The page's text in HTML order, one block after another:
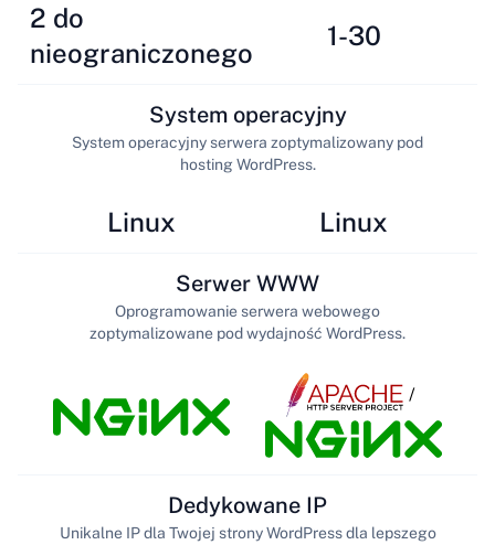
2 do
nieograniczonego
1-30
Linux
System operacyjny
System operacyjny serwera zoptymalizowany pod
hosting WordPress.
Linux
Serwer WWW
Oprogramowanie serwera webowego
zoptymalizowane pod wydajność WordPress.
/
Dedykowane IP
Unikalne IP dla Twojej strony WordPress dla lepszego